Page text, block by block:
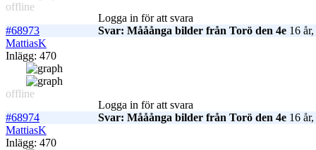
offline
Logga in för att svara
#68973
Svar: Mååånga bilder från Torö den 4e 16
MattiasK
Inlägg: 470
offline
Logga in för att svara
#68974
Svar: Mååånga bilder från Torö den 4e 16
MattiasK
Inlägg: 470